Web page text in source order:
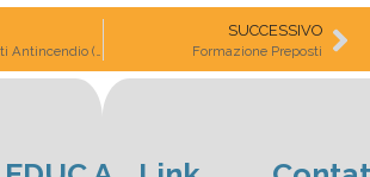
Formazione Addetti Antincendio (Secondo D.M. 02/09/2021)
SUCCESSIVO
Formazione Preposti